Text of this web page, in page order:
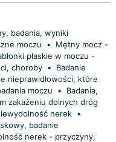
badania, wyniki
moczu •
Mętny mocz -
płaskie w moczu -
choroby •
Badanie
nieprawidłowości, które
moczu
•
Badania,
zakażeniu dolnych dróg
nerek •
badanie
nerek - przyczyny,